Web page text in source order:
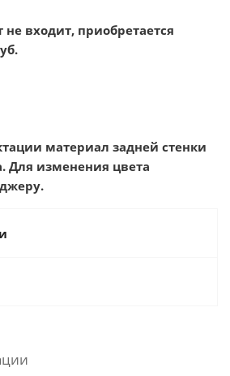
входит, приобретается
материал задней стенки
Для изменения цвета